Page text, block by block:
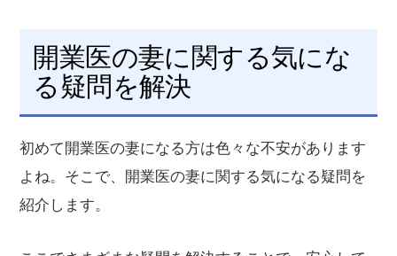
開業医の妻に関する気にな
る疑問を解決
初めて開業医の妻になる方は色々な不安があります
よね。そこで、開業医の妻に関する気になる疑問を
紹介します。